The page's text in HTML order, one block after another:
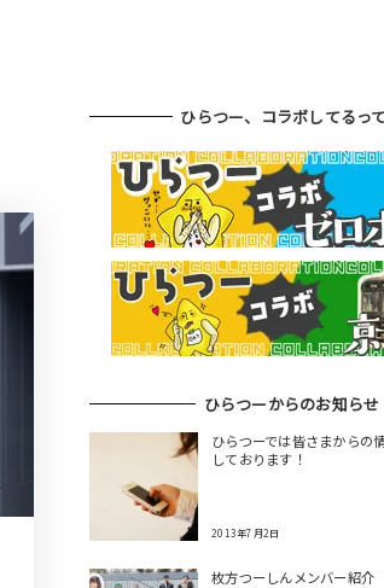
ひらつー、コラボしてるっ
ひらつーからのお知らせ
ひらつーでは皆さまからの
しております！
2013年7月2日
枚方つーしんメンバー紹介